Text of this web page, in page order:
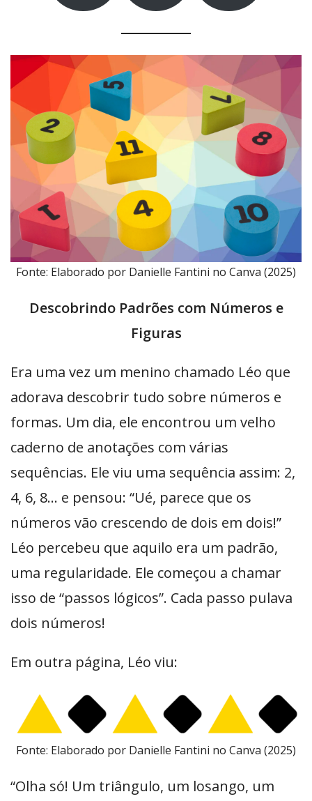
Fonte: Elaborado por Danielle Fantini no Canva (2025)
Descobrindo Padrões com Números e
Figuras
Era uma vez um menino chamado Léo que
adorava descobrir tudo sobre números e
formas. Um dia, ele encontrou um velho
caderno de anotações com várias
sequências. Ele viu uma sequência assim: 2,
4, 6, 8… e pensou: “Ué, parece que os
números vão crescendo de dois em dois!”
Léo percebeu que aquilo era um padrão,
uma regularidade. Ele começou a chamar
isso de “passos lógicos”. Cada passo pulava
dois números!
Em outra página, Léo viu:
Fonte: Elaborado por Danielle Fantini no Canva (2025)
“Olha só! Um triângulo, um losango, um